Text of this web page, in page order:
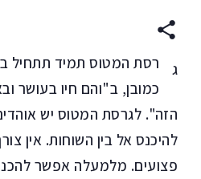
ג
רסת המטוס תמיד תתחיל
כמובן, ב"והם חיו בעושר
הזה". לגרסת המטוס יש
להיכנס אל בין השוחות. אין
פצועים. מלמעלה אפשר